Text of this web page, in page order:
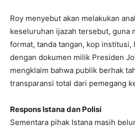
Roy menyebut akan melakukan
keseluruhan ijazah tersebut, guna
format, tanda tangan, kop institusi,
dengan dokumen milik Presiden
mengklaim bahwa publik berhak
transparansi total dari pemegang
Respons Istana dan Polisi
Sementara pihak Istana masih